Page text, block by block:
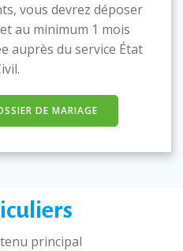
vous devrez déposer
au minimum 1 mois
auprès du service État
DE MARIAGE
principal